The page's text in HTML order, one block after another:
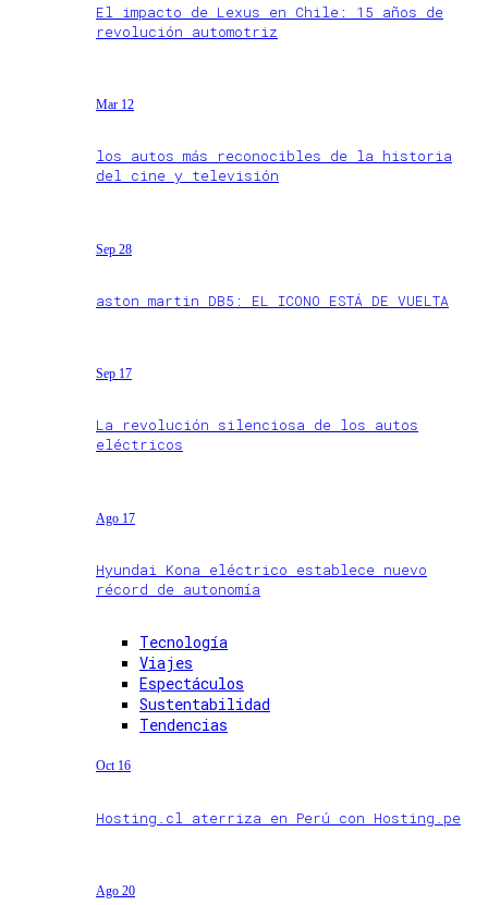
El impacto de Lexus en Chile: 15 años de
revolución automotriz
Mar 12
los autos más reconocibles de la historia
del cine y televisión
Sep 28
aston martin DB5: EL ICONO ESTÁ DE VUELTA
Sep 17
La revolución silenciosa de los autos
eléctricos
Ago 17
Hyundai Kona eléctrico establece nuevo
récord de autonomía
Tecnología
Viajes
Espectáculos
Sustentabilidad
Tendencias
Oct 16
Hosting.cl aterriza en Perú con Hosting.pe
Ago 20